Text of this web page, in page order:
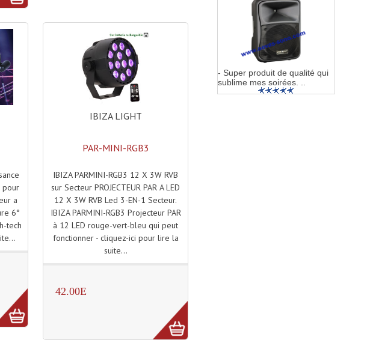
pour
a
6°
tech
IBIZA LIGHT
PAR-MINI-RGB3
IBIZA PARMINI-RGB3 12 X 3W RVB
sur Secteur PROJECTEUR PAR A LED
12 X 3W RVB Led 3-EN-1 Secteur.
IBIZA PARMINI-RGB3 Projecteur PAR
à 12 LED rouge-vert-bleu qui peut
fonctionner - cliquez-ici pour lire la
suite...
42.00E
- Super produit de qualité qui
sublime mes soirées. ..